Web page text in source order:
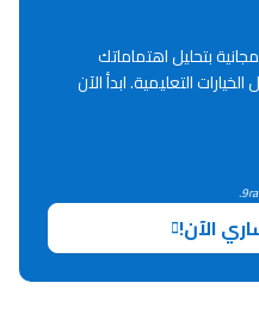
بتحليل اهتماماتك
التعليمية. ابدأ الآن
الآن!